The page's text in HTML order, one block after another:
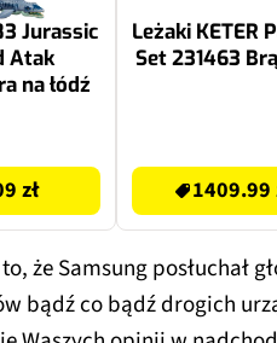
Jurassic
Atak
na łódź
zł
Leżaki KETER
Set 231463
1409.99
że Samsung posłuchał
bądź co bądź drogich